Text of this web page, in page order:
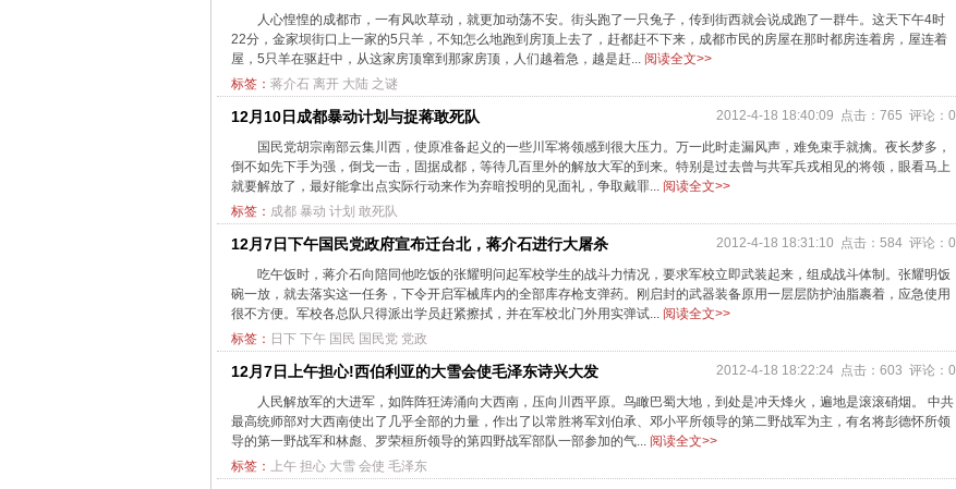
人心惶惶的成都市，一有风吹草动，就更加动荡不安。街头跑了一只兔子，传到街西就会说成跑了一群牛。这天下午4时
22分，金家坝街口上一家的5只羊，不知怎么地跑到房顶上去了，赶都赶不下来，成都市民的房屋在那时都房连着房，屋连着
屋，5只羊在驱赶中，从这家房顶窜到那家房顶，人们越着急，越是赶... 阅读全文>>
标签： 蒋介石 离开 大陆 之谜
2012-4-18 18:40:09 点击：765 评论：0
12月10日成都暴动计划与捉蒋敢死队
国民党胡宗南部云集川西，使原准备起义的一些川军将领感到很大压力。万一此时走漏风声，难免束手就擒。夜长梦多，
倒不如先下手为强，倒戈一击，固据成都，等待几百里外的解放大军的到来。特别是过去曾与共军兵戎相见的将领，眼看马上
就要解放了，最好能拿出点实际行动来作为弃暗投明的见面礼，争取戴罪... 阅读全文>>
标签： 成都 暴动 计划 敢死队
2012-4-18 18:31:10 点击：584 评论：0
12月7日下午国民党政府宣布迁台北，蒋介石进行大屠杀
吃午饭时，蒋介石向陪同他吃饭的张耀明问起军校学生的战斗力情况，要求军校立即武装起来，组成战斗体制。张耀明饭
碗一放，就去落实这一任务，下令开启军械库内的全部库存枪支弹药。刚启封的武器装备原用一层层防护油脂裹着，应急使用
很不方便。军校各总队只得派出学员赶紧擦拭，并在军校北门外用实弹试... 阅读全文>>
标签： 日下 下午 国民 国民党 党政
2012-4-18 18:22:24 点击：603 评论：0
12月7日上午担心!西伯利亚的大雪会使毛泽东诗兴大发
人民解放军的大进军，如阵阵狂涛涌向大西南，压向川西平原。鸟瞰巴蜀大地，到处是冲天烽火，遍地是滚滚硝烟。 中共
最高统师部对大西南使出了几乎全部的力量，作出了以常胜将军刘伯承、邓小平所领导的第二野战军为主，有名将彭德怀所领
导的第一野战军和林彪、罗荣桓所领导的第四野战军部队一部参加的气... 阅读全文>>
标签：
上午 担心 大雪 会使 毛泽东